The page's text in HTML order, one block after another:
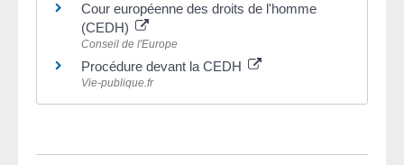
Cour européenne des droits de l'homme
(CEDH)
Conseil de l'Europe
Procédure devant la CEDH
Vie-publique.fr